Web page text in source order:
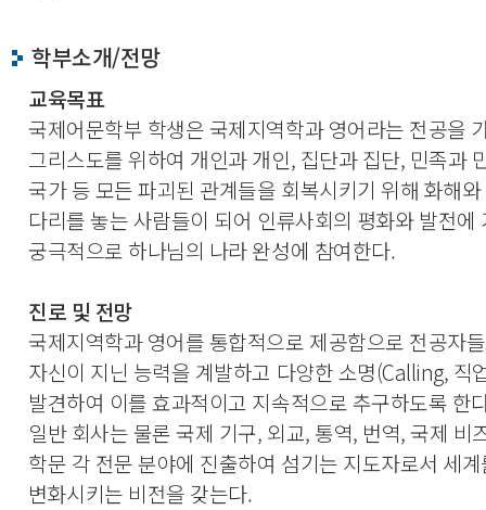
학부소개/전망
교육목표
국제어문학부 학생은 국제지역학과 영어라는 전공을
그리스도를 위하여 개인과 개인, 집단과 집단, 민족과
국가 등 모든 파괴된 관계들을 회복시키기 위해 화해
다리를 놓는 사람들이 되어 인류사회의 평화와 발전에
궁극적으로 하나님의 나라 완성에 참여한다.
진로 및 전망
국제지역학과 영어를 통합적으로 제공함으로 전공자
자신이 지닌 능력을 계발하고 다양한 소명(Calling, 직
발견하여 이를 효과적이고 지속적으로 추구하도록 한
일반 회사는 물론 국제 기구, 외교, 통역, 번역, 국제 비
학문 각 전문 분야에 진출하여 섬기는 지도자로서 세
변화시키는 비전을 갖는다.